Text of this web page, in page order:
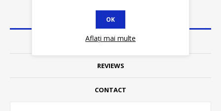
DETALII
SPECIFICATII
REVIEWS
CONTACT
OK
Aflați mai multe